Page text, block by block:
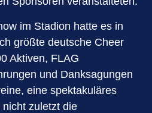
im Stadion hatte es in
größte deutsche Cheer
Aktiven, FLAG
und Danksagungen
eine spektakuläres
zuletzt die